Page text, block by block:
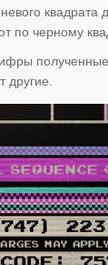
квадрата
по черному
другие.